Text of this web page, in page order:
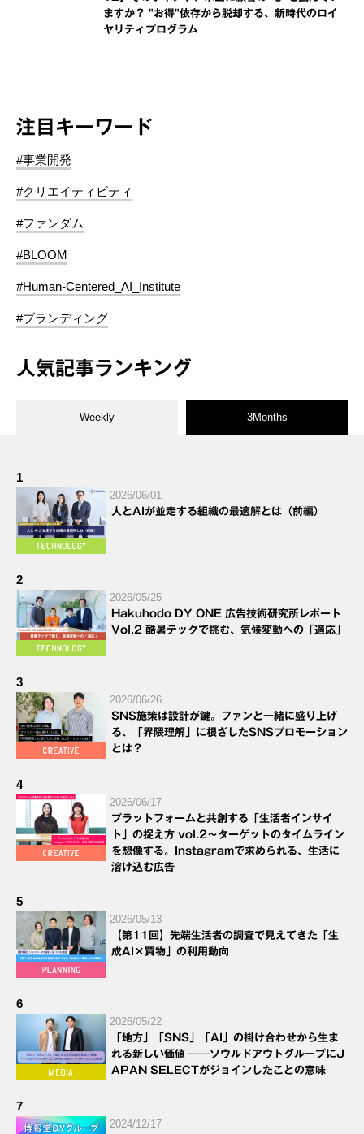
ますか？ "お得"依存から脱却する、新時代のロイ
ヤリティプログラム
注目キーワード
#事業開発
#クリエイティビティ
#ファンダム
#BLOOM
#Human-Centered_AI_Institute
#ブランディング
人気記事ランキング
Weekly 3Months
1
2026/06/01
人とAIが並走する組織の最適解とは（前編）
2
2026/05/25
Hakuhodo DY ONE 広告技術研究所レポート
Vol.2 酷暑テックで挑む、気候変動への「適応」
3
2026/06/26
SNS施策は設計が鍵。ファンと一緒に盛り上げ
る、「界隈理解」に根ざしたSNSプロモーション
とは？
4
2026/06/17
プラットフォームと共創する「生活者インサイ
ト」の捉え方 vol.2～ターゲットのタイムライン
を想像する。Instagramで求められる、生活に
溶け込む広告
5
2026/05/13
【第11回】先端生活者の調査で見えてきた「生
成AI×買物」の利用動向
6
2026/05/22
「地方」「SNS」「AI」の掛け合わせから生ま
れる新しい価値 ──ソウルドアウトグループにJ
APAN SELECTがジョインしたことの意味
7
2024/12/17